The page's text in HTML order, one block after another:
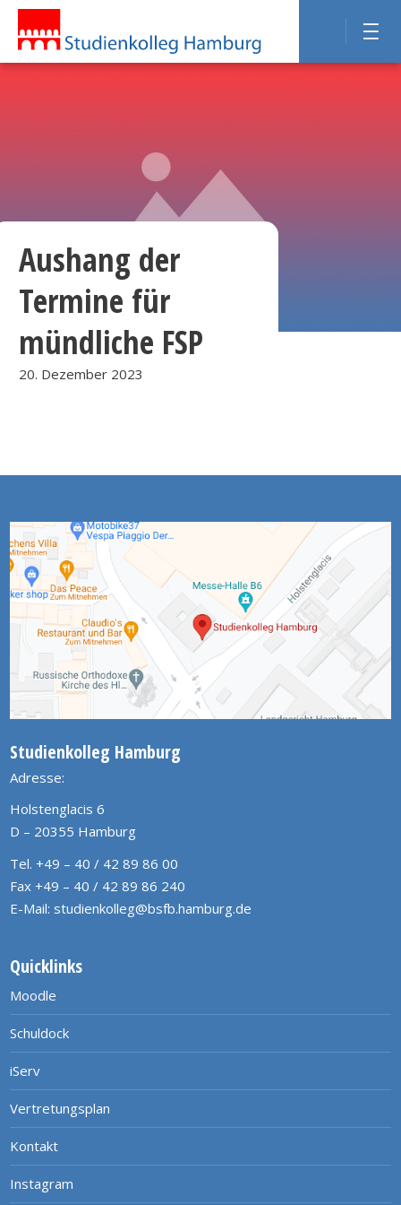
Aushang der
Termine für
mündliche FSP
20. Dezember 2023
Studienkolleg Hamburg
Adresse:
Holstenglacis 6
D – 20355 Hamburg
Tel. +49 – 40 / 42 89 86 00
Fax +49 – 40 / 42 89 86 240
E-Mail: studienkolleg@bsfb.hamburg.de
Quicklinks
Moodle
Schuldock
iServ
Vertretungsplan
Kontakt
Instagram